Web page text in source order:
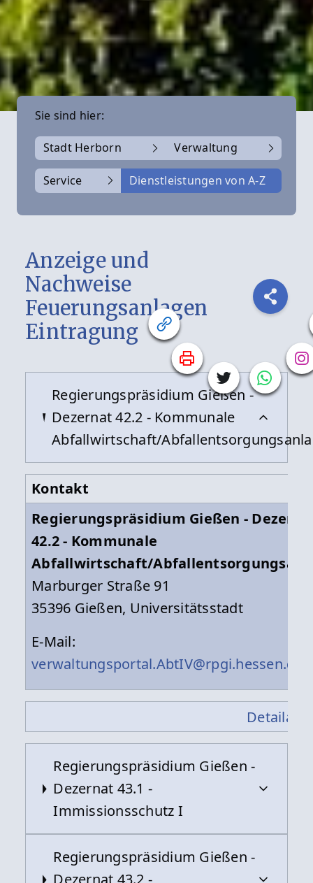
Sie sind hier:
Stadt Herborn Verwaltung
Service Dienstleistungen von A-Z
Anzeige und
Nachweise
Feuerungsanlagen
Eintragung
Regierungspräsidium Gießen -
Dezernat 42.2 - Kommunale
Abfallwirtschaft/
Kontakt
Regierungspräsidium Gießen -
42.2 - Kommunale
Abfallwirtschaft/
Marburger Straße 91
35396 Gießen, Universitätsstadt
E-Mail:
verwaltungsportal.AbtIV@rpgi.hessen.de
Regierungspräsidium Gießen -
Dezernat 43.1 -
Immissionsschutz I
Kontakt
Regierungspräsidium Gießen -